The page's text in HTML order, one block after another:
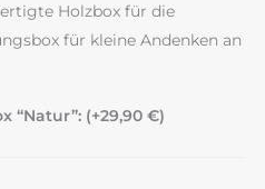
Holzbox für die
für kleine Andenken an
“Natur”: (+29,90 €)